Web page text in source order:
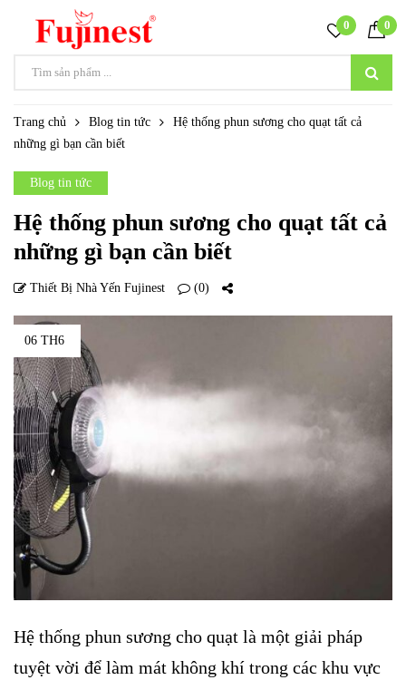
0 0
Trang chủ Blog tin tức
Hệ thống phun sương cho quạt tất cả
những gì bạn cần biết
Blog tin tức
Hệ thống phun sương cho quạt tất cả
những gì bạn cần biết
Thiết Bị Nhà Yến Fujinest (0)
06 TH6
Hệ thống phun sương cho quạt là một giải pháp
tuyệt vời để làm mát không khí trong các khu vực